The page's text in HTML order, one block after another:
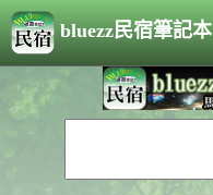
bluezz民宿筆記本